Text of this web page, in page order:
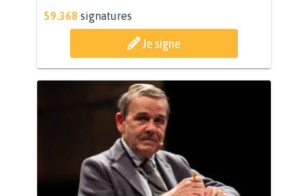
59.368 signatures
Je signe